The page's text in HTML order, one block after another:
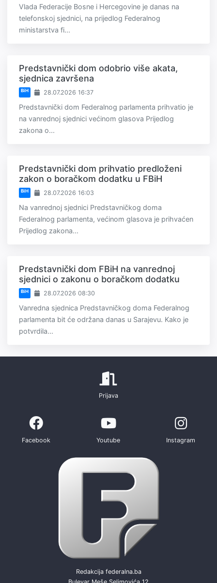
Vlada Federacije Bosne i Hercegovine je danas na
telefonskoj sjednici, na prijedlog Federalnog
ministarstva fi...
Predstavnički dom odobrio više akata,
sjednica završena
BiH 28.07.2026 16:37
Predstavnički dom Federalnog parlamenta prihvatio je
na vanrednoj sjednici većinom glasova Prijedlog
zakona o...
Predstavnički dom prihvatio predloženi
zakon o boračkom dodatku u FBiH
BiH 28.07.2026 16:03
Na vanrednoj sjednici Predstavničkog doma
Federalnog parlamenta, većinom glasova je prihvaćen
Prijedlog zakona...
Predstavnički dom FBiH na vanrednoj
sjednici o zakonu o boračkom dodatku
BiH 28.07.2026 08:30
Vanredna sjednica Predstavničkog doma Federalnog
parlamenta bit će održana danas u Sarajevu. Kako je
potvrdila...
Prijava
Facebook Youtube Instagram
Redakcija federalna.ba